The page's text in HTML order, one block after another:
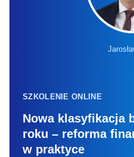
SZKOLENIE ONLINE
Nowa klasyfikacja
roku – reforma
w praktyce